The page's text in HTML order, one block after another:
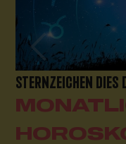
STERNZEICHEN DIES